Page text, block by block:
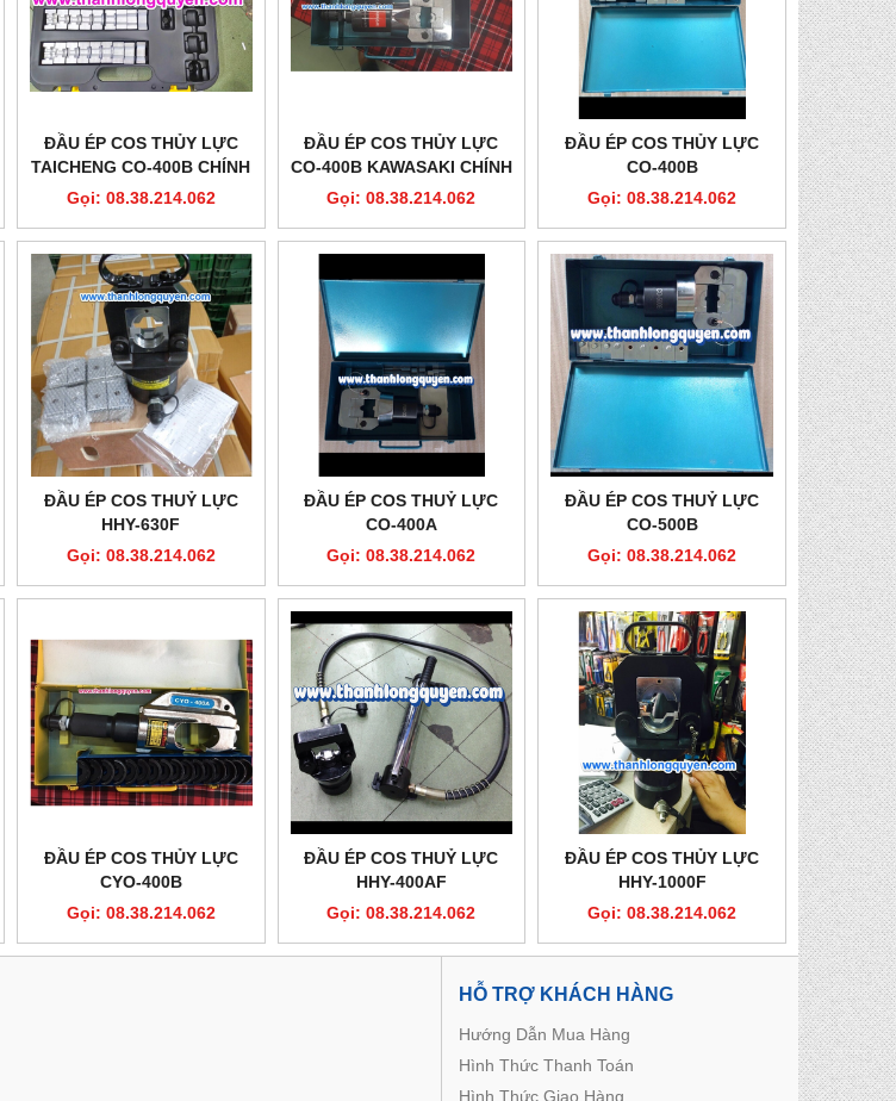
ĐẦU ÉP COS THỦY LỰC
TAICHENG CO-400B CHÍNH
HÃNG
Gọi: 08.38.214.062
ĐẦU ÉP COS THỦY LỰC
CO-400B KAWASAKI CHÍNH
HÃNG
Gọi: 08.38.214.062
ĐẦU ÉP COS THỦY LỰC
CO-400B
Gọi: 08.38.214.062
ĐẦU ÉP COS THUỶ LỰC
HHY-630F
Gọi: 08.38.214.062
ĐẦU ÉP COS THUỶ LỰC
CO-400A
Gọi: 08.38.214.062
ĐẦU ÉP COS THUỶ LỰC
CO-500B
Gọi: 08.38.214.062
ĐẦU ÉP COS THỦY LỰC
CYO-400B
Gọi: 08.38.214.062
ĐẦU ÉP COS THUỶ LỰC
HHY-400AF
Gọi: 08.38.214.062
ĐẦU ÉP COS THỦY LỰC
HHY-1000F
Gọi: 08.38.214.062
HỖ TRỢ KHÁCH HÀNG
Hướng Dẫn Mua Hàng
Hình Thức Thanh Toán
Hình Thức Giao Hàng